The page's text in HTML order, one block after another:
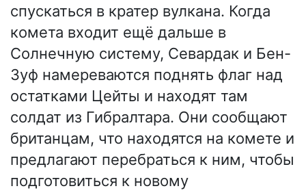
спускаться в кратер вулкана. Когда
комета входит ещё дальше в
Солнечную систему, Севардак и Бен-
Зуф намереваются поднять флаг над
остатками Цейты и находят там
солдат из Гибралтара. Они сообщают
британцам, что находятся на комете и
предлагают перебраться к ним, чтобы
подготовиться к новому